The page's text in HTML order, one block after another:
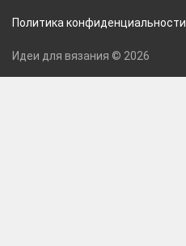
Политика конфиденциальности
Идеи для вязания © 2026